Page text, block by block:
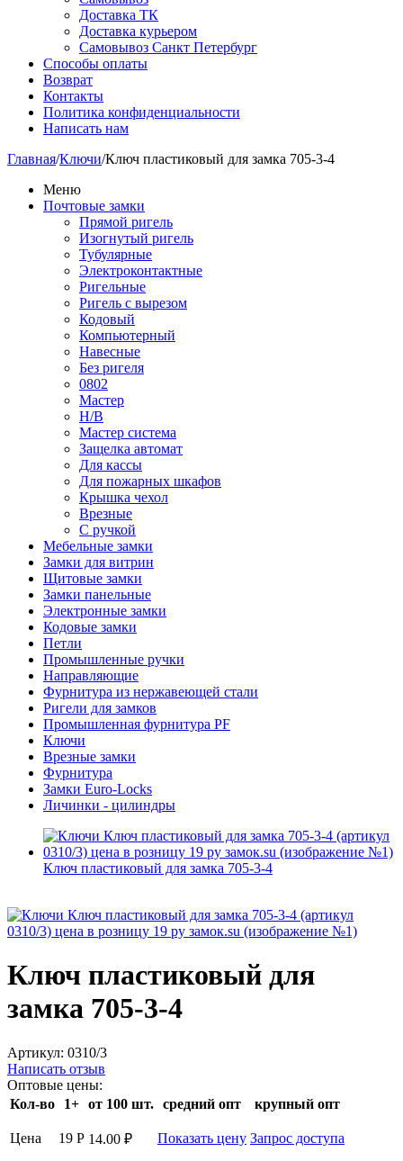
Доставка ТК
Доставка курьером
Самовывоз Санкт Петербург
Способы оплаты
Возврат
Контакты
Политика конфиденциальности
Написать нам
Главная/Ключи/Ключ пластиковый для замка 705-3-4
Меню
Почтовые замки
Прямой ригель
Изогнутый ригель
Тубулярные
Электроконтактные
Ригельные
Ригель с вырезом
Кодовый
Компьютерный
Навесные
Без ригеля
0802
Мастер
Н/В
Мастер система
Защелка автомат
Для кассы
Для пожарных шкафов
Крышка чехол
Врезные
С ручкой
Мебельные замки
Замки для витрин
Щитовые замки
Замки панельные
Электронные замки
Кодовые замки
Петли
Промышленные ручки
Направляющие
Фурнитура из нержавеющей стали
Ригели для замков
Промышленная фурнитура PF
Ключи
Врезные замки
Фурнитура
Замки Euro-Locks
Личинки - цилиндры
Ключ пластиковый для замка 705-3-4
Ключ пластиковый для
замка 705-3-4
Артикул: 0310/3
Написать отзыв
Оптовые цены:
Кол-во
1+ от 100 шт. средний опт крупный опт
Цена 19 Р 14.00 ₽ Показать цену Запрос доступа